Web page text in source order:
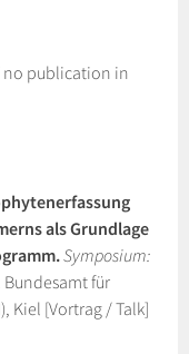
no publication in
als Grundlage
Symposium:
Bundesamt für
Kiel [Vortrag / Talk]